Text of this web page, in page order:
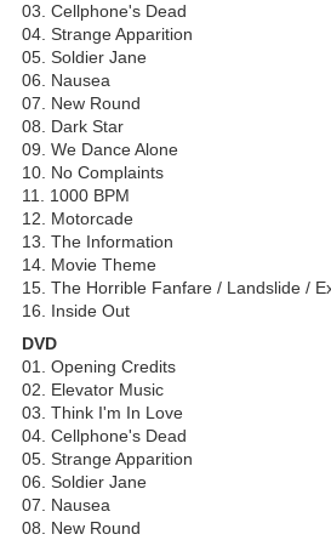
03. Cellphone's Dead
04. Strange Apparition
05. Soldier Jane
06. Nausea
07. New Round
08. Dark Star
09. We Dance Alone
10. No Complaints
11. 1000 BPM
12. Motorcade
13. The Information
14. Movie Theme
15. The Horrible Fanfare / Landslide /
16. Inside Out
DVD
01. Opening Credits
02. Elevator Music
03. Think I'm In Love
04. Cellphone's Dead
05. Strange Apparition
06. Soldier Jane
07. Nausea
08. New Round